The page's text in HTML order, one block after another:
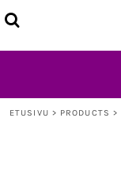
ETUSIVU > PRODUCTS >
LISÄTIETOJA